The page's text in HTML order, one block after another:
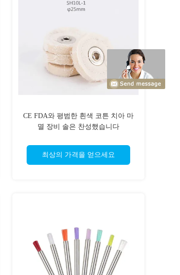
CE FDA와 평범한 흰색 코튼 치아 마
멸 장비 솔은 찬성했습니다
최상의 가격을 얻으세요